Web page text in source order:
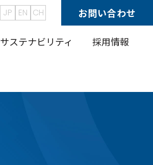
サステナビリティ 採用情報
JP EN CH お問い合わせ